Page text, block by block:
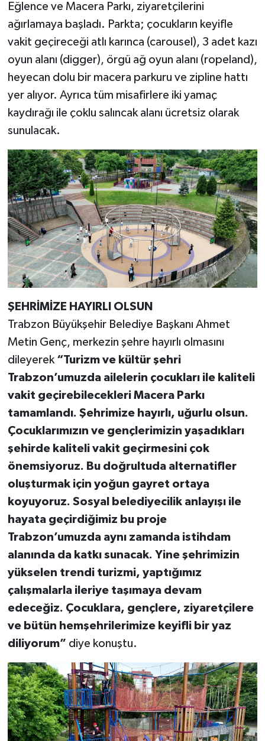
Eğlence ve Macera Parkı, ziyaretçilerini
ağırlamaya başladı. Parkta; çocukların keyifle
vakit geçireceği atlı karınca (carousel), 3 adet kazı
oyun alanı (digger), örgü ağ oyun alanı (ropeland),
heyecan dolu bir macera parkuru ve zipline hattı
yer alıyor. Ayrıca tüm misafirlere iki yamaç
kaydırağı ile çoklu salıncak alanı ücretsiz olarak
sunulacak.
ŞEHRİMİZE HAYIRLI OLSUN
Trabzon Büyükşehir Belediye Başkanı Ahmet
Metin Genç, merkezin şehre hayırlı olmasını
dileyerek “Turizm ve kültür şehri
Trabzon’umuzda ailelerin çocukları ile kaliteli
vakit geçirebilecekleri Macera Parkı
tamamlandı. Şehrimize hayırlı, uğurlu olsun.
Çocuklarımızın ve gençlerimizin yaşadıkları
şehirde kaliteli vakit geçirmesini çok
önemsiyoruz. Bu doğrultuda alternatifler
oluşturmak için yoğun gayret ortaya
koyuyoruz. Sosyal belediyecilik anlayışı ile
hayata geçirdiğimiz bu proje
Trabzon’umuzda aynı zamanda istihdam
alanında da katkı sunacak. Yine şehrimizin
yükselen trendi turizmi, yaptığımız
çalışmalarla ileriye taşımaya devam
edeceğiz. Çocuklara, gençlere, ziyaretçilere
ve bütün hemşehrilerimize keyifli bir yaz
diliyorum” diye konuştu.